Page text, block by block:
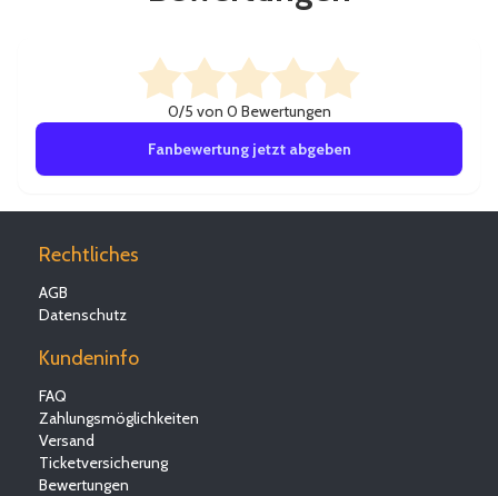
0/5 von 0 Bewertungen
Fanbewertung jetzt abgeben
Rechtliches
AGB
Datenschutz
Kundeninfo
FAQ
Zahlungsmöglichkeiten
Versand
Ticketversicherung
Bewertungen